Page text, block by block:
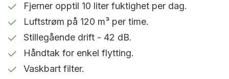
Tilkobling av slanger
Stor vanntank på 2,5 liter. For minimalt
vedlikehold er det enkelt å koble til en
slange.
Fjerner opptil 10 liter fuktighet per dag.
Luftstrøm på 120 m³ per time.
Stillegående drift - 42 dB.
Håndtak for enkel flytting.
Vaskbart filter.